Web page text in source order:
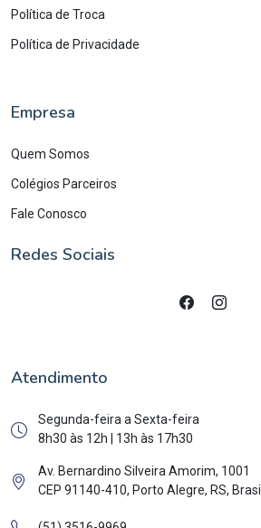
Política de Troca
Política de Privacidade
Empresa
Quem Somos
Colégios Parceiros
Fale Conosco
Redes Sociais
Atendimento
Segunda-feira a Sexta-feira
8h30 às 12h | 13h às 17h30
Av. Bernardino Silveira Amorim, 1001
CEP 91140-410, Porto Alegre, RS, Brasil